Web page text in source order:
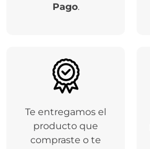
Pago.
Te entregamos el
producto que
compraste o te